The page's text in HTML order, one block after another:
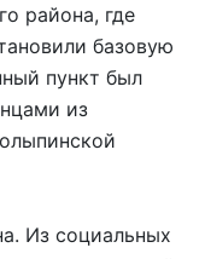
района, где
базовую
пункт был
из
Из социальных